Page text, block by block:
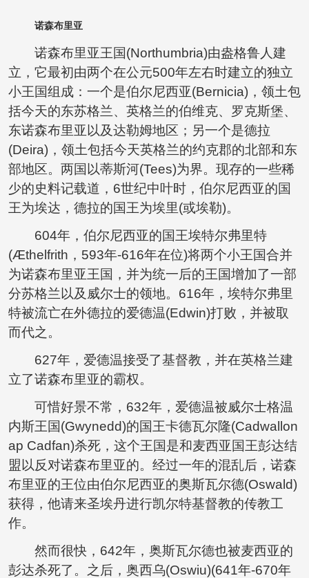
诺森布里亚
诺森布里亚王国(Northumbria)由盎格鲁人建
立，它最初由两个在公元500年左右时建立的独立
小王国组成：一个是伯尔尼西亚(Bernicia)，领土包
括今天的东苏格兰、英格兰的伯维克、罗克斯堡、
东诺森布里亚以及达勒姆地区；另一个是德拉
(Deira)，领土包括今天英格兰的约克郡的北部和东
部地区。两国以蒂斯河(Tees)为界。现存的一些稀
少的史料记载道，6世纪中叶时，伯尔尼西亚的国
王为埃达，德拉的国王为埃里(或埃勒)。
604年，伯尔尼西亚的国王埃特尔弗里特
(Æthelfrith，593年-616年在位)将两个小王国合并
为诺森布里亚王国，并为统一后的王国增加了一部
分苏格兰以及威尔士的领地。616年，埃特尔弗里
特被流亡在外德拉的爱德温(Edwin)打败，并被取
而代之。
627年，爱德温接受了基督教，并在英格兰建
立了诺森布里亚的霸权。
可惜好景不常，632年，爱德温被威尔士格温
内斯王国(Gwynedd)的国王卡德瓦尔隆(Cadwallon
ap Cadfan)杀死，这个王国是和麦西亚国王彭达结
盟以反对诺森布里亚的。经过一年的混乱后，诺森
布里亚的王位由伯尔尼西亚的奥斯瓦尔德(Oswald)
获得，他请来圣埃丹进行凯尔特基督教的传教工
作。
然而很快，642年，奥斯瓦尔德也被麦西亚的
彭达杀死了。之后，奥西乌(Oswiu)(641年-670年